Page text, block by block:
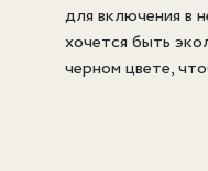
для включения в
хочется быть
черном цвете,